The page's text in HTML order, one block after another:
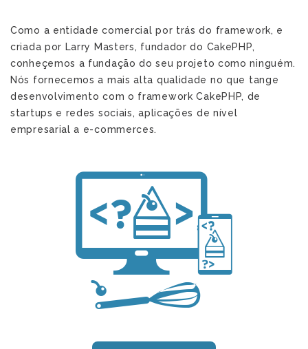
Como a entidade comercial por trás do framework, e
criada por Larry Masters, fundador do CakePHP,
conheçemos a fundação do seu projeto como ninguém.
Nós fornecemos a mais alta qualidade no que tange
desenvolvimento com o framework CakePHP, de
startups e redes sociais, aplicações de nível
empresarial a e-commerces.
l